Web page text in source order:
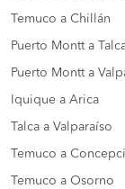
Temuco a Chillán
Puerto Montt a
Puerto Montt a
Iquique a Arica
Talca a Valparaíso
Temuco a
Temuco a Osorno